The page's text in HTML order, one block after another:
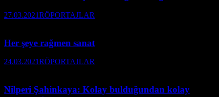
27.03.2021RÖPORTAJLAR
Her şeye rağmen sanat
24.03.2021RÖPORTAJLAR
Nilperi Şahinkaya: Kolay bulduğundan kolay